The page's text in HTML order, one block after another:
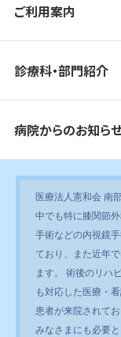
ご利用案内
診療科・部門紹介
病院からのお知ら
医療法人憲和会 南
中でも特に膝関節
手術などの内視鏡
ており、また近年
ます。 術後のリハ
も対応した医療・
患者が来院されて
みなさまにも必要